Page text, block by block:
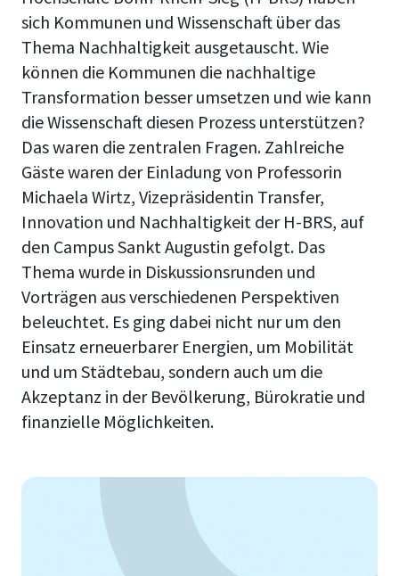
sich Kommunen und Wissenschaft über das
Thema Nachhaltigkeit ausgetauscht. Wie
können die Kommunen die nachhaltige
Transformation besser umsetzen und wie kann
die Wissenschaft diesen Prozess unterstützen?
Das waren die zentralen Fragen. Zahlreiche
Gäste waren der Einladung von Professorin
Michaela Wirtz, Vizepräsidentin Transfer,
Innovation und Nachhaltigkeit der H-BRS, auf
den Campus Sankt Augustin gefolgt. Das
Thema wurde in Diskussionsrunden und
Vorträgen aus verschiedenen Perspektiven
beleuchtet. Es ging dabei nicht nur um den
Einsatz erneuerbarer Energien, um Mobilität
und um Städtebau, sondern auch um die
Akzeptanz in der Bevölkerung, Bürokratie und
finanzielle Möglichkeiten.